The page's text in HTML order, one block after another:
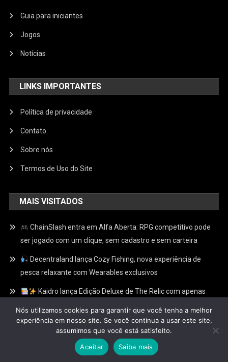
Guia para iniciantes
Jogos
Notícias
LINKS IMPORTANTES
Política de privacidade
Contato
Sobre nós
Termos de Uso do Site
MAIS VISITADOS
ChainSlash entra em Alfa Aberta: RPG competitivo pode
ser jogado com um clique, sem cadastro e sem carteira
Decentraland lança Cozy Fishing, nova experiência de
pesca relaxante com Wearables exclusivos
Kaidro lança Edição Deluxe de The Relic com apenas
exclusivas no Web3
Fliperamaweb3| Theme: News Portal by Mystery Themes
Nós utilizamos cookies para garantir que você tenha a melhor
experiência em nosso site. Se você continua a usar este site,
assumimos que você está satisfeito.
Aceitar
Saiba mais